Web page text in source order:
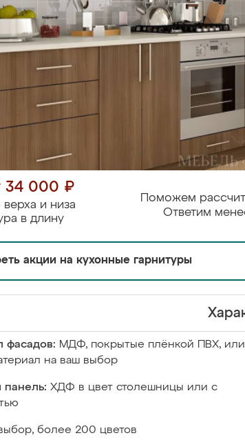
34 000 ₽
верха и низа
в длину
Поможем
Ответим
акции на кухонные гарнитуры
фасадов: МДФ, покрытые плёнкой ПВХ, или
на ваш выбор
панель: ХДФ в цвет столешницы или с
более 200 цветов